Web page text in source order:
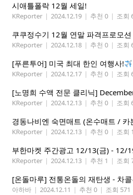
시애틀폴락 12월 세일!
KReporter | 2024.12.19 | 추천 0 | 조회
KReporter | 2024.12.18 | 추천 0 | 조회
[푸른투어] 미국 최대 한인 여행사!
KReporter | 2024.12.17 | 추천 0 | 조회
KReporter | 2024.12.13 | 추천 0 | 조회
KReporter | 2024.12.13 | 추천 0 | 조회
부한마켓 주간광고 12/13(금) - 12/
KReporter | 2024.12.13 | 추천 1 | 조회
아하바 | 2024.12.11 | 추천 0 | 조회 571